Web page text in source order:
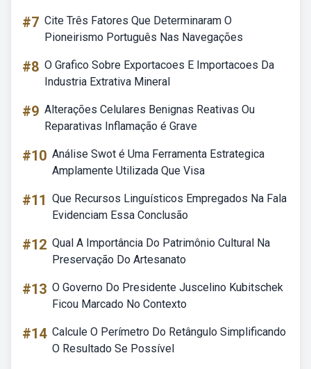
#7 Cite Três Fatores Que Determinaram O
Pioneirismo Português Nas Navegações
#8 O Grafico Sobre Exportacoes E Importacoes Da
Industria Extrativa Mineral
#9 Alterações Celulares Benignas Reativas Ou
Reparativas Inflamação é Grave
#10 Análise Swot é Uma Ferramenta Estrategica
Amplamente Utilizada Que Visa
#11 Que Recursos Linguísticos Empregados Na Fala
Evidenciam Essa Conclusão
#12 Qual A Importância Do Patrimônio Cultural Na
Preservação Do Artesanato
#13 O Governo Do Presidente Juscelino Kubitschek
Ficou Marcado No Contexto
#14 Calcule O Perímetro Do Retângulo Simplificando
O Resultado Se Possível